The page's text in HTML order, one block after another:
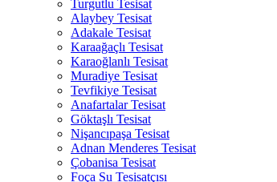
Turgutlu Tesisat
Alaybey Tesisat
Adakale Tesisat
Karaağaçlı Tesisat
Karaoğlanlı Tesisat
Muradiye Tesisat
Tevfikiye Tesisat
Anafartalar Tesisat
Göktaşlı Tesisat
Nişancıpaşa Tesisat
Adnan Menderes Tesisat
Çobanisa Tesisat
Foça Su Tesisatçısı